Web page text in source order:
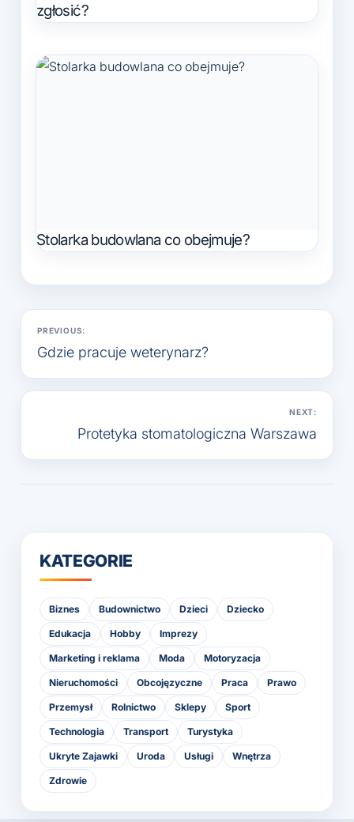
zgłosić?
Stolarka budowlana co obejmuje?
Nawigacja
wpisu
PREVIOUS:
Gdzie pracuje weterynarz?
NEXT:
Protetyka stomatologiczna Warszawa
KATEGORIE
Biznes Budownictwo Dzieci Dziecko
Edukacja Hobby Imprezy
Marketing i reklama Moda Motoryzacja
Nieruchomości Obcojęzyczne Praca Prawo
Przemysł Rolnictwo Sklepy Sport
Technologia Transport Turystyka
Ukryte Zajawki Uroda Usługi Wnętrza
Zdrowie